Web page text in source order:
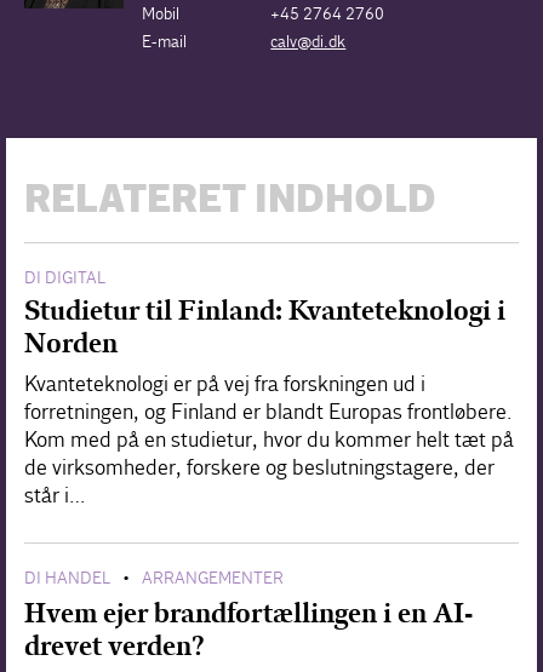
Mobil
+45 2764 2760
E-mail
calv@di.dk
RELATERET INDHOLD
DI DIGITAL
Studietur til Finland: Kvanteteknologi i
Norden
Kvanteteknologi er på vej fra forskningen ud i
forretningen, og Finland er blandt Europas frontløbere.
Kom med på en studietur, hvor du kommer helt tæt på
de virksomheder, forskere og beslutningstagere, der
står i…
DI HANDEL • ARRANGEMENTER
Hvem ejer brandfortællingen i en AI-
drevet verden?